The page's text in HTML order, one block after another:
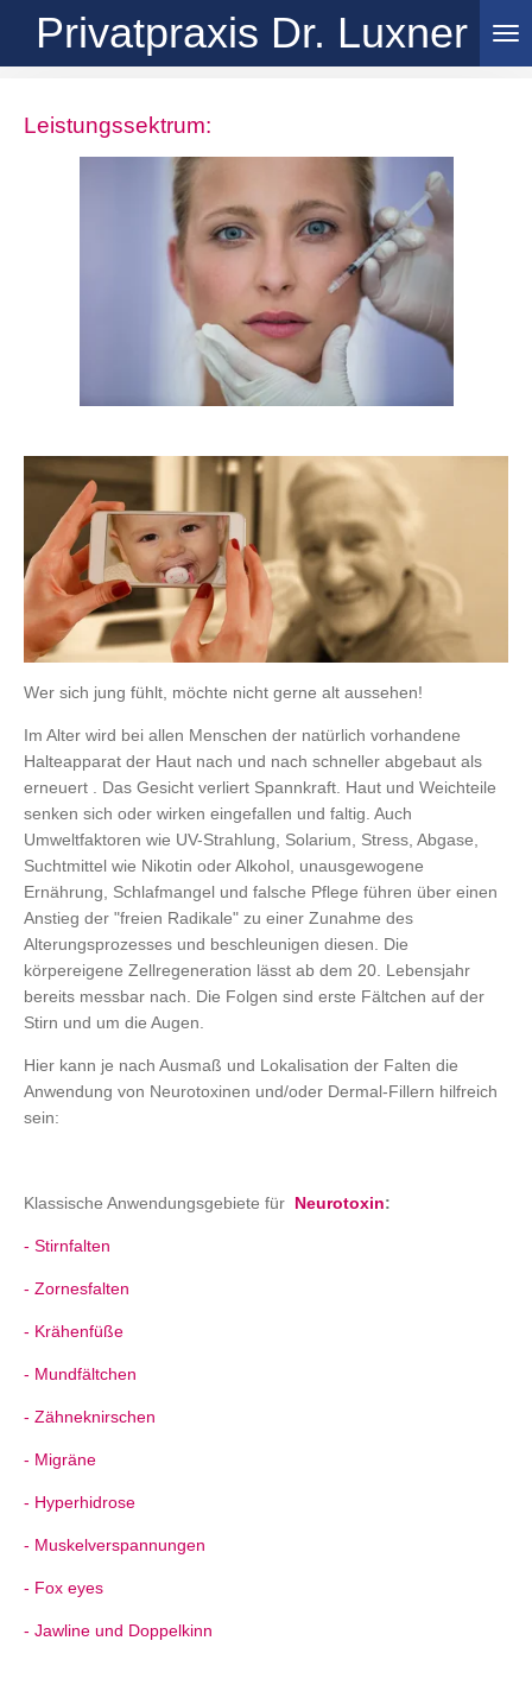
Zum
Hauptinhalt
Privatpraxis Dr. Luxner
Leistungssektrum:
Wer sich jung fühlt, möchte nicht gerne alt aussehen!
Im Alter wird bei allen Menschen der natürlich vorhandene
Halteapparat der Haut nach und nach schneller abgebaut als
erneuert . Das Gesicht verliert Spannkraft. Haut und Weichteile
senken sich oder wirken eingefallen und faltig. Auch
Umweltfaktoren wie UV-Strahlung, Solarium, Stress, Abgase,
Suchtmittel wie Nikotin oder Alkohol, unausgewogene
Ernährung, Schlafmangel und falsche Pflege führen über einen
Anstieg der "freien Radikale" zu einer Zunahme des
Alterungsprozesses und beschleunigen diesen. Die
körpereigene Zellregeneration lässt ab dem 20. Lebensjahr
bereits messbar nach. Die Folgen sind erste Fältchen auf der
Stirn und um die Augen.
Hier kann je nach Ausmaß und Lokalisation der Falten die
Anwendung von Neurotoxinen und/oder Dermal-Fillern hilfreich
sein:
Klassische Anwendungsgebiete für Neurotoxin:
- Stirnfalten
- Zornesfalten
- Krähenfüße
- Mundfältchen
- Zähneknirschen
- Migräne
- Hyperhidrose
- Muskelverspannungen
- Fox eyes
- Jawline und Doppelkinn